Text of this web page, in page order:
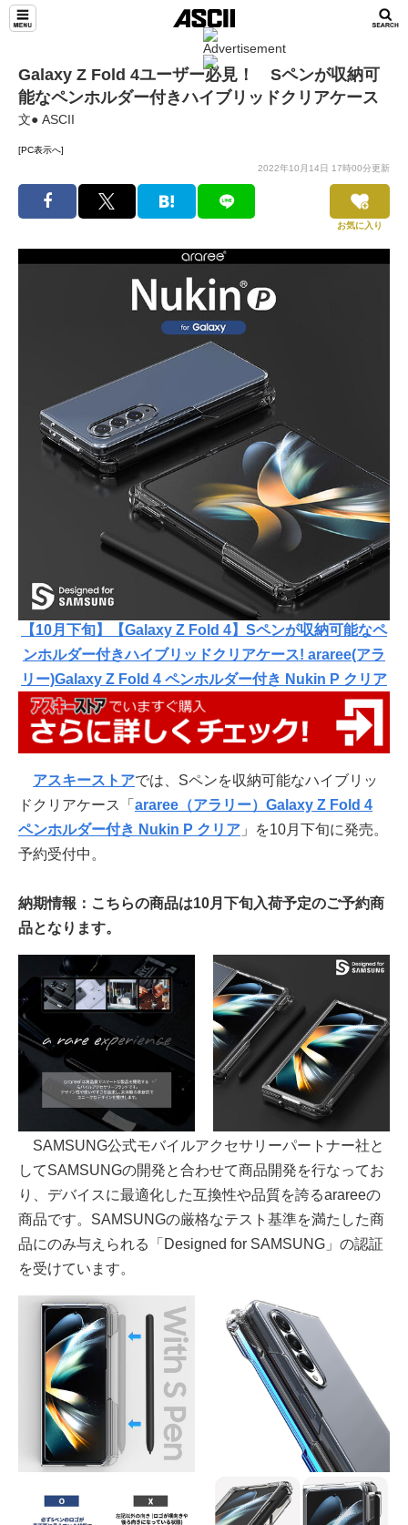
Galaxy Z Fold 4ユーザー必見！ Sペンが収納可
能なペンホルダー付きハイブリッドクリアケース
文● ASCII
[PC表示へ]
2022年10月14日 17時00分更新
お気に入り
【10月下旬】【Galaxy Z Fold 4】Sペンが収納可能なペ
ンホルダー付きハイブリッドクリアケース! araree(アラ
リー)Galaxy Z Fold 4 ペンホルダー付き Nukin P クリア
アスキーストアでは、Sペンを収納可能なハイブリッ
ドクリアケース「 araree（アラリー）Galaxy Z Fold 4
ペンホルダー付き Nukin P クリア 」を10月下旬に発売。
予約受付中。
納期情報：こちらの商品は10月下旬入荷予定のご予約商
品となります。
SAMSUNG公式モバイルアクセサリーパートナー社と
してSAMSUNGの開発と合わせて商品開発を行なってお
り、デバイスに最適化した互換性や品質を誇るarareeの
商品です。SAMSUNGの厳格なテスト基準を満たした商
品にのみ与えられる「Designed for SAMSUNG」の認証
を受けています。